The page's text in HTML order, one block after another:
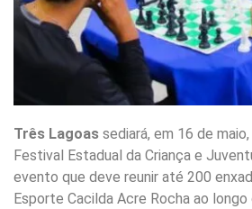
Três Lagoas sediará, em 16 de
Festival Estadual da Criança e
evento que deve reunir até 200
Esporte Cacilda Acre Rocha ao